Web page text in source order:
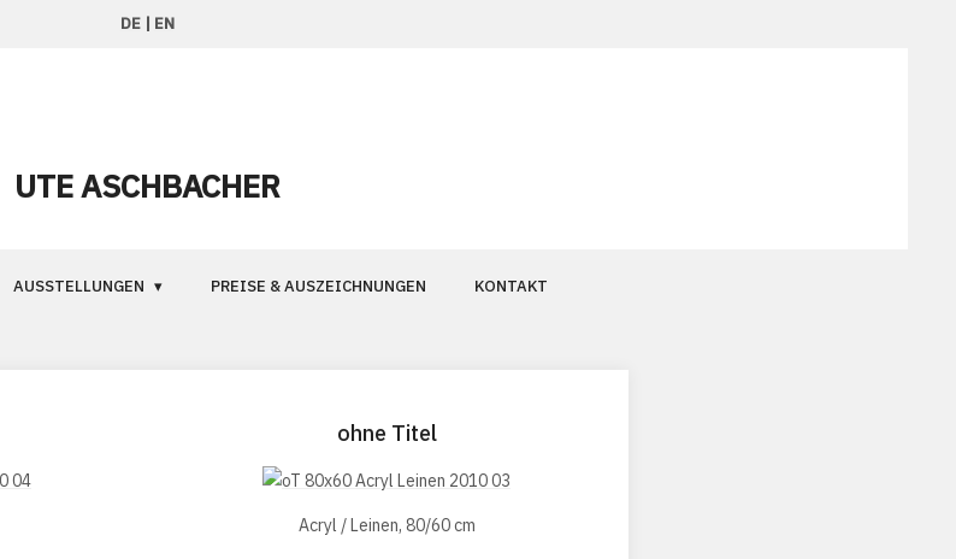
DE| EN
UTE ASCHBACHER
AUSSTELLUNGEN PREISE & AUSZEICHNUNGEN KONTAKT
ohne Titel
Acryl / Leinen, 80/60 cm